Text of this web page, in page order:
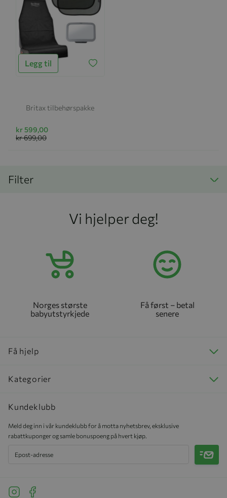
Legg til
Britax tilbehørspakke
kr 599,00
kr 699,00
Filter
Vi hjelper deg!
Norges største
babyutstyrkjede
Få først – betal
senere
Få hjelp
Kategorier
Kundeklubb
Meld deg inn i vår kundeklubb for å motta nyhetsbrev, eksklusive
rabattkuponger og samle bonuspoeng på hvert kjøp.
Meld
See our Instagram
See our Facebook